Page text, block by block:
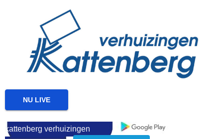
reanimatie ermelo
kattenberg verhuizingen
NU LIVE